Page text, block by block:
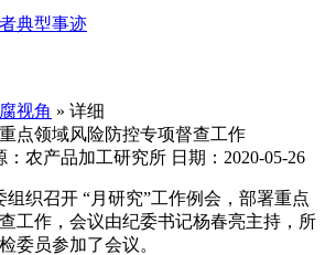
典型事迹
视角 » 详细
点领域风险防控专项督查工作
：农产品加工研究所 日期：2020-05-26
组织召开 “月研究”工作例会，部署重点
工作，会议由纪委书记杨春亮主持，所
委员参加了会议。